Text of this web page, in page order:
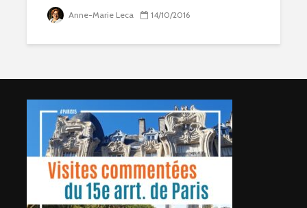
Anne-Marie Leca 14/10/2016